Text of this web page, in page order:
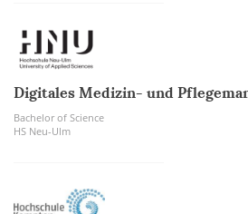
Digitales Medizin- und
Bachelor of Science
HS Neu-Ulm